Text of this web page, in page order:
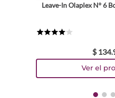
Leave-In Olaplex N° 6
$ 134.